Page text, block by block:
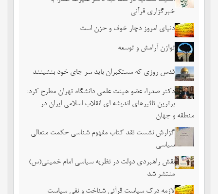
خبرگزاری قرآنی
دنیای امروز دچار خوف و حزن است
توازن آرامش و توسعه
قدس روزی که مستکبران باید سر جای خود بنشینند
دکتر صدرا، عضو هیئت علمی دانشگاه تهران مطرح کرد:
برترین تاثیرهای اندیشه ای انقلاب اسلامی ایران در
منطقه و جهان
گزارش نشست نقد کتاب مفهوم شناسی حکمت متعالی
سیاسی
نقش راهبردی دولت در نظریه سیاسی امام خمینی(س)
منتشر شد
لازمه درک سیاست قرآنی شناخت و نفی سیاست